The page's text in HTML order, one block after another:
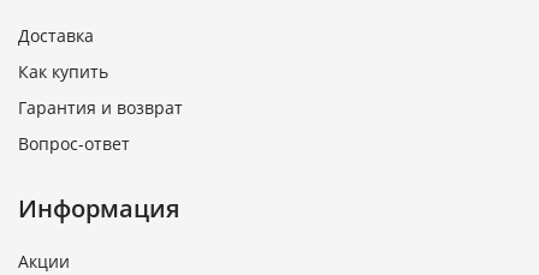
Доставка
Как купить
Гарантия и возврат
Вопрос-ответ
Информация
Акции